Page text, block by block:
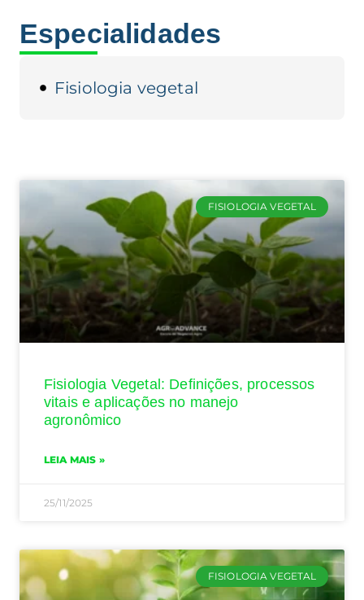
Especialidades
Fisiologia vegetal
FISIOLOGIA VEGETAL
Fisiologia Vegetal: Definições, processos
vitais e aplicações no manejo
agronômico
LEIA MAIS »
25/11/2025
FISIOLOGIA VEGETAL